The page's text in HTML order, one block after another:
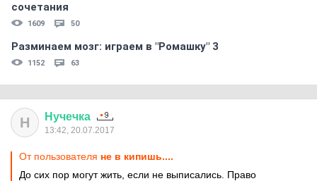
сочетания
1609 50
Разминаем мозг: играем в "Ромашку" 3
1152 63
Н Нучечка
13:42, 20.07.2017
От пользователя не в кипишь....
До сих пор могут жить, если не выписались. Право